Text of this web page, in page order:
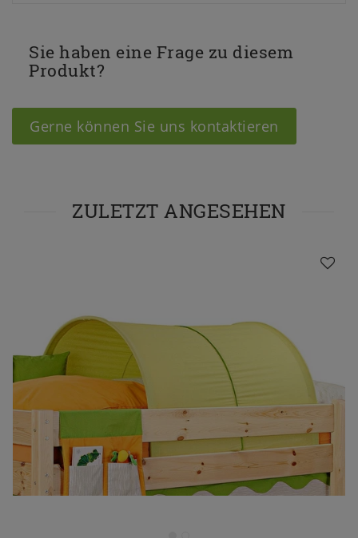
Sie haben eine Frage zu diesem
Produkt?
Gerne können Sie uns kontaktieren
ZULETZT ANGESEHEN